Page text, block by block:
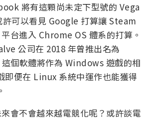
將有這顆尚未定下型號的 Vega
許可以看見 Google 打算讓 Steam
台進入 Chrome OS 體系的打算。
公司在 2018 年曾推出名為
個軟體將作為 Windows 遊戲的相
即便在 Linux 系統中運作也能獲得
會不會越來越電競化呢？或許談電